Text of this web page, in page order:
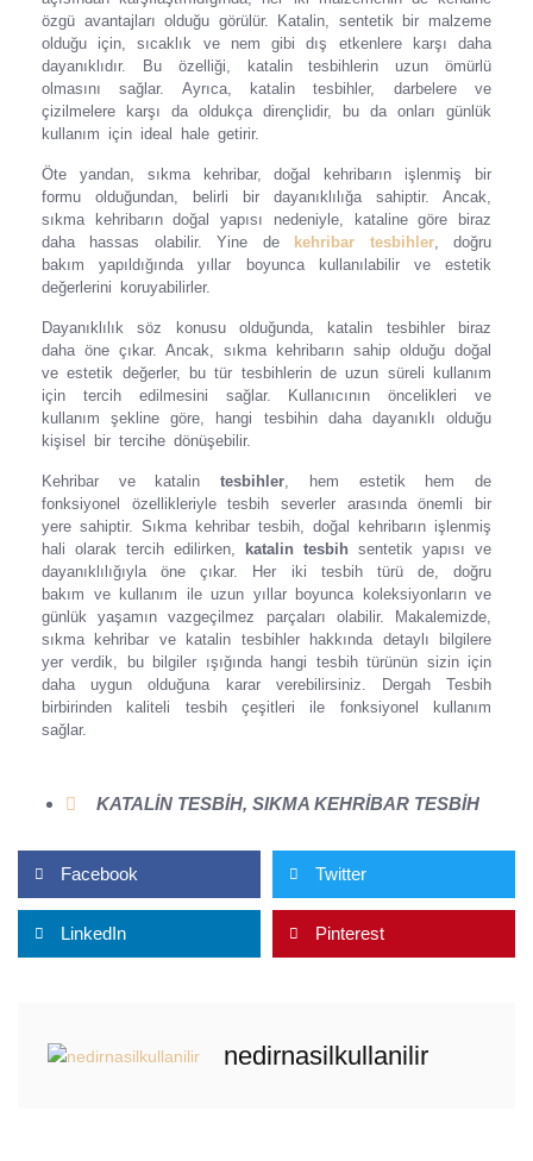
özgü avantajları olduğu görülür. Katalin, sentetik bir malzeme
olduğu için, sıcaklık ve nem gibi dış etkenlere karşı daha
dayanıklıdır. Bu özelliği, katalin tesbihlerin uzun ömürlü
olmasını sağlar. Ayrıca, katalin tesbihler, darbelere ve
çizilmelere karşı da oldukça dirençlidir, bu da onları günlük
kullanım için ideal hale getirir.
Öte yandan, sıkma kehribar, doğal kehribarın işlenmiş bir
formu olduğundan, belirli bir dayanıklılığa sahiptir. Ancak,
sıkma kehribarın doğal yapısı nedeniyle, kataline göre biraz
daha hassas olabilir. Yine de
kehribar tesbihler, doğru
bakım yapıldığında yıllar boyunca kullanılabilir ve estetik
değerlerini koruyabilirler.
Dayanıklılık söz konusu olduğunda, katalin tesbihler biraz
daha öne çıkar. Ancak, sıkma kehribarın sahip olduğu doğal
ve estetik değerler, bu tür tesbihlerin de uzun süreli kullanım
için tercih edilmesini sağlar. Kullanıcının öncelikleri ve
kullanım şekline göre, hangi tesbihin daha dayanıklı olduğu
kişisel bir tercihe dönüşebilir.
Kehribar ve katalintesbihler , hem estetik hem de
fonksiyonel özellikleriyle tesbih severler arasında önemli bir
yere sahiptir. Sıkma kehribar tesbih, doğal kehribarın işlenmiş
hali olarak tercih edilirken,
katalin tesbih sentetik yapısı ve
dayanıklılığıyla öne çıkar. Her iki tesbih türü de, doğru
bakım ve kullanım ile uzun yıllar boyunca koleksiyonların ve
günlük yaşamın vazgeçilmez parçaları olabilir. Makalemizde,
sıkma kehribar ve katalin tesbihler hakkında detaylı bilgilere
yer verdik, bu bilgiler ışığında hangi tesbih türünün sizin için
daha uygun olduğuna karar verebilirsiniz. Dergah Tesbih
birbirinden kaliteli tesbih çeşitleri ile fonksiyonel kullanım
sağlar.
KATALIN TESBIH, SIKMA KEHRIBAR TESBIH
Facebook Twitter
LinkedIn Pinterest
nedirnasilkullanilir